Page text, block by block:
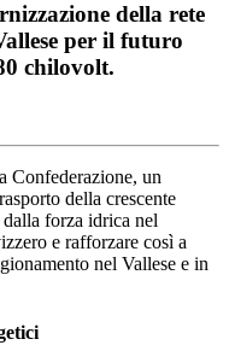
della rete
per il futuro
chilovolt.
Confederazione, un
della crescente
forza idrica nel
e rafforzare così a
nel Vallese e in